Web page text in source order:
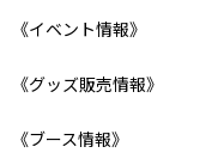
《イベント情報》
《グッズ販売情報》
《ブース情報》